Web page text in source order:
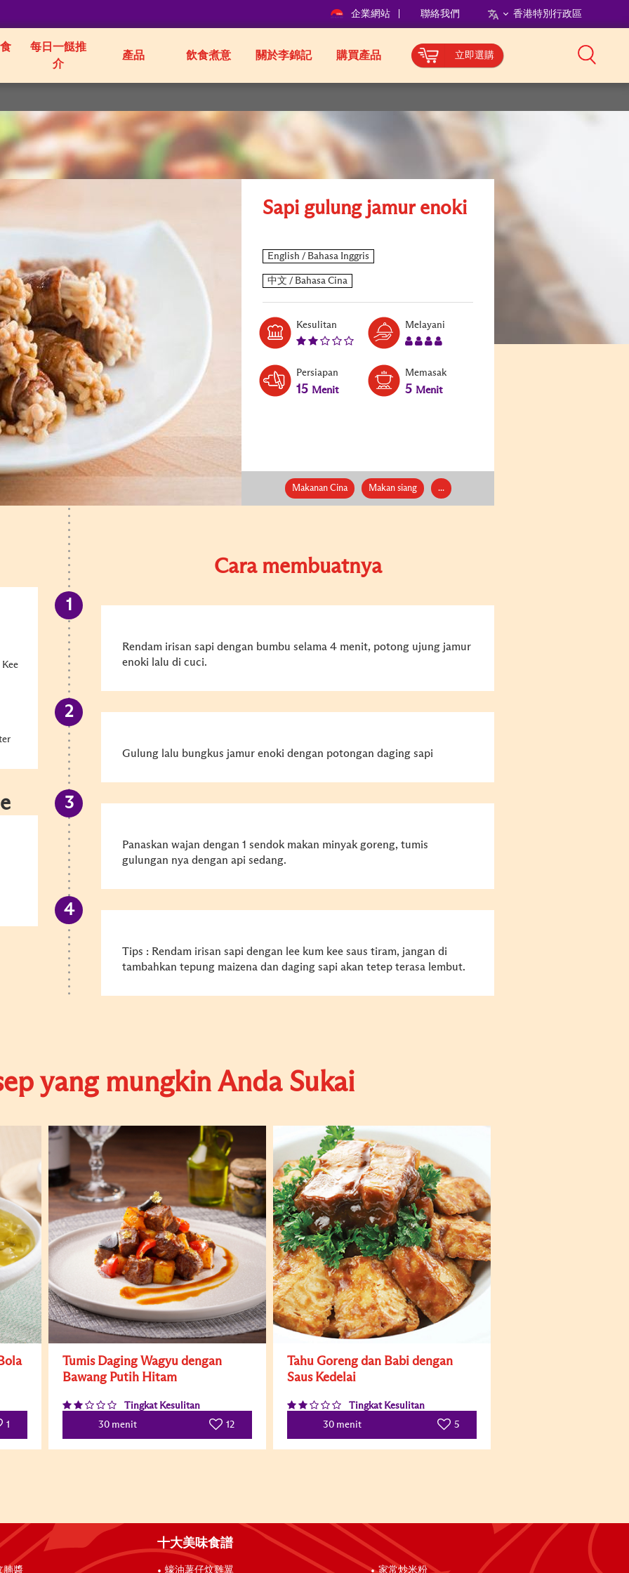
企業網站 聯絡我們 香港特別行政區
每日一餸推
介
產品 飲食煮意 關於李錦記 購買產品 立即選購
Sapi gulung jamur enoki
Kesulitan Melayani
Persiapan
15 Menit
Memasak
5 Menit
Makanan Cina Makan siang ...
Cara membuatnya
Rendam irisan sapi dengan bumbu selama 4 menit, potong ujung jamur
enoki lalu di cuci.
Gulung lalu bungkus jamur enoki dengan potongan daging sapi
Panaskan wajan dengan 1 sendok makan minyak goreng, tumis
gulungan nya dengan api sedang.
Tips : Rendam irisan sapi dengan lee kum kee saus tiram, jangan di
tambahkan tepung maizena dan daging sapi akan tetep terasa lembut.
yang mungkin Anda Sukai
1
Tumis Daging Wagyu dengan
Bawang Putih Hitam
Tingkat Kesulitan
30 menit
12
Tahu Goreng dan Babi dengan
Saus Kedelai
Tingkat Kesulitan
30 menit
5
腩醬
十大美味食譜
蠔油薯仔炆雞翼 家常炒米粉